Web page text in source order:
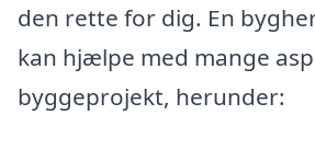
den rette for dig. En
kan hjælpe med mange
byggeprojekt, herunder: